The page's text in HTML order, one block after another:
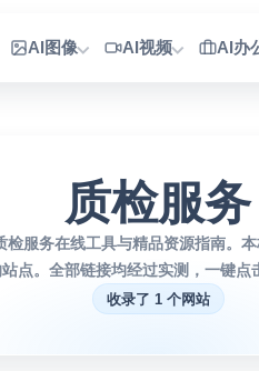
AI图像 AI视频 AI办
质检服务
服务在线工具与精品资源指南。
点。全部链接均经过实测，一键点
收录了 1 个网站